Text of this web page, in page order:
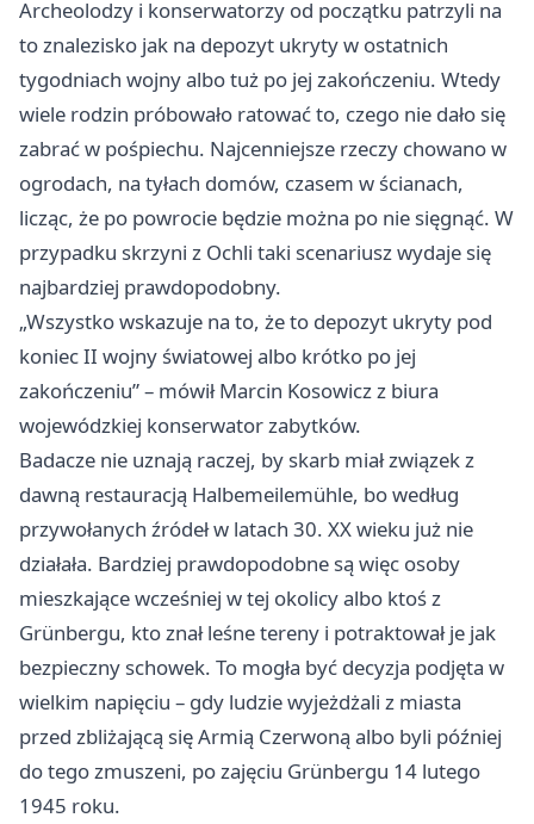
Archeolodzy i konserwatorzy od początku patrzyli na
to znalezisko jak na depozyt ukryty w ostatnich
tygodniach wojny albo tuż po jej zakończeniu. Wtedy
wiele rodzin próbowało ratować to, czego nie dało się
zabrać w pośpiechu. Najcenniejsze rzeczy chowano w
ogrodach, na tyłach domów, czasem w ścianach,
licząc, że po powrocie będzie można po nie sięgnąć. W
przypadku skrzyni z Ochli taki scenariusz wydaje się
najbardziej prawdopodobny.
„Wszystko wskazuje na to, że to depozyt ukryty pod
koniec II wojny światowej albo krótko po jej
zakończeniu” – mówił Marcin Kosowicz z biura
wojewódzkiej konserwator zabytków.
Badacze nie uznają raczej, by skarb miał związek z
dawną restauracją Halbemeilemühle, bo według
przywołanych źródeł w latach 30. XX wieku już nie
działała. Bardziej prawdopodobne są więc osoby
mieszkające wcześniej w tej okolicy albo ktoś z
Grünbergu, kto znał leśne tereny i potraktował je jak
bezpieczny schowek. To mogła być decyzja podjęta w
wielkim napięciu – gdy ludzie wyjeżdżali z miasta
przed zbliżającą się Armią Czerwoną albo byli później
do tego zmuszeni, po zajęciu Grünbergu 14 lutego
1945 roku.